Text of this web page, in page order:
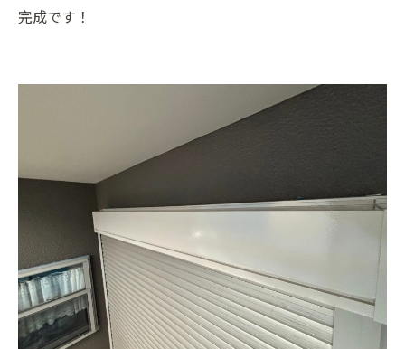
完成です！